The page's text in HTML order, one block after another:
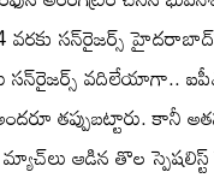
సన్‌రైజర్స్
సన్‌రైజర్స్ వదిలేయాగా..
తప్పుబట్టారు.
మ్యాచ్‌లు ఆడిన తొల